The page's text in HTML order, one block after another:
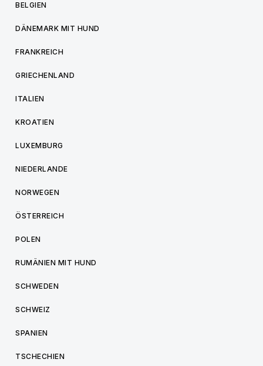
BELGIEN
DÄNEMARK MIT HUND
FRANKREICH
GRIECHENLAND
ITALIEN
KROATIEN
LUXEMBURG
NIEDERLANDE
NORWEGEN
ÖSTERREICH
POLEN
RUMÄNIEN MIT HUND
SCHWEDEN
SCHWEIZ
SPANIEN
TSCHECHIEN